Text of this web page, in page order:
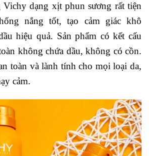
Vichy dạng xịt phun sương rất tiện
nắng tốt, tạo cảm giác khô
hiệu quả. Sản phẩm có kết cấu
không chứa dầu, không có cồn.
toàn và lành tính cho mọi loại da,
cảm.